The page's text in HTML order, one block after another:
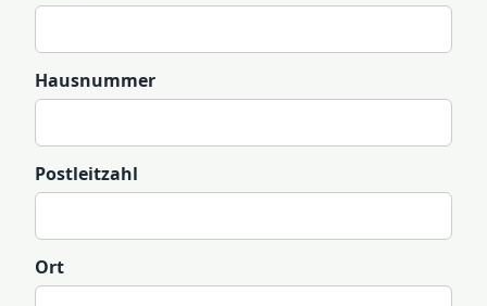
Hausnummer
Postleitzahl
Ort